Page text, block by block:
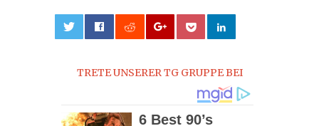
TRETE UNSERER TG GRUPPE BEI